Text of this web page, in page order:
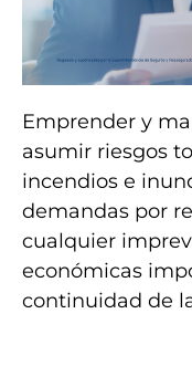
Emprender y
asumir riesgos
incendios e
demandas por
cualquier
económicas
continuidad de